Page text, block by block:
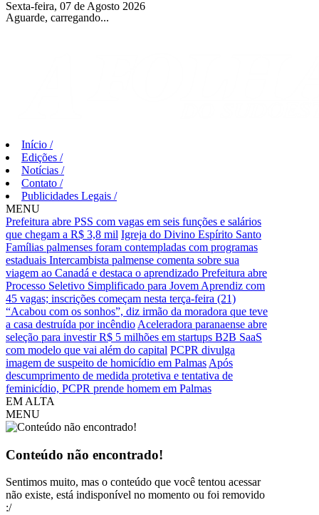
Aguarde, carregando...
Sexta-feira, 07 de Agosto 2026
Início /
Edições /
Notícias /
Contato /
Publicidades Legais /
MENU
Prefeitura abre PSS com vagas em seis funções e salários
que chegam a R$ 3,8 mil Igreja do Divino Espírito Santo
Famílias palmenses foram contempladas com programas
estaduais Intercambista palmense comenta sobre sua
viagem ao Canadá e destaca o aprendizado Prefeitura abre
Processo Seletivo Simplificado para Jovem Aprendiz com
45 vagas; inscrições começam nesta terça-feira (21)
“Acabou com os sonhos”, diz irmão da moradora que teve
a casa destruída por incêndio Aceleradora paranaense abre
seleção para investir R$ 5 milhões em startups B2B SaaS
com modelo que vai além do capital PCPR divulga
imagem de suspeito de homicídio em Palmas Após
descumprimento de medida protetiva e tentativa de
feminicídio, PCPR prende homem em Palmas
EM ALTA
MENU
Conteúdo não encontrado!
Sentimos muito, mas o conteúdo que você tentou acessar
não existe, está indisponível no momento ou foi removido
:/